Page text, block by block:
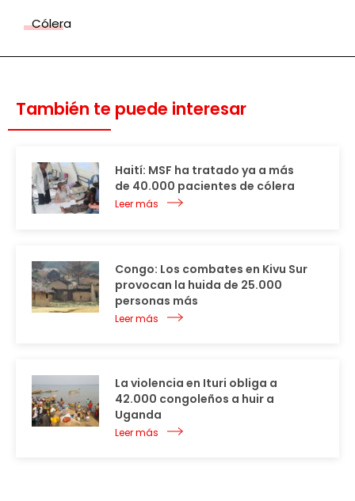
Cólera
También te puede interesar
Haití: MSF ha tratado ya a más
de 40.000 pacientes de cólera
Leer más
Congo: Los combates en Kivu Sur
provocan la huida de 25.000
personas más
Leer más
La violencia en Ituri obliga a
42.000 congoleños a huir a
Uganda
Leer más